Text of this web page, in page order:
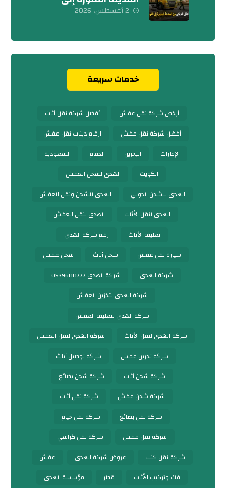
الكويت 0539600777
2 أغسطس، 2026
خدمات سريعة
أرخص شركة نقل عفش
أفضل شركة نقل أثاث
أفضل شركة نقل عفش
ارقام دينات نقل عفش
الإمارات
البحرين الدمام
السعودية
الكويت
الهدى لشحن العفش
الهدى للشحن الدولي
الهدى للشحن ونقل العفش
الهدى لنقل الأثاث
الهدى لنقل العفش
تغليف الأثاث
رقم شركة الهدى
سيارة نقل عفش
شحن أثاث
شحن عفش
شركة الهدى
شركة الهدى 0539600777
شركة الهدى لتخزين العفش
شركة الهدى لتغليف العفش
شركة الهدى لنقل الأثاث
شركة الهدى لنقل العفش
شركة تخزين عفش
شركة توصيل أثاث
شركة شحن أثاث
شركة شحن بضائع
شركة شحن عفش
شركة نقل أثاث
شركة نقل بضائع
شركة نقل خيام
شركة نقل عفش
شركة نقل كراسي
شركة نقل كنب
عروض شركة الهدى
عفش
فك وتركيب الأثاث
قطر
مؤسسة الهدى